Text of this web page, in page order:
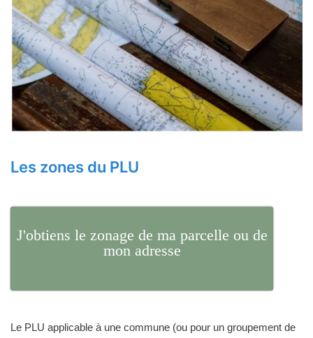
Les zones du PLU
J'obtiens le zonage de ma parcelle ou de
mon adresse
Le PLU applicable à une commune (ou pour un groupement de